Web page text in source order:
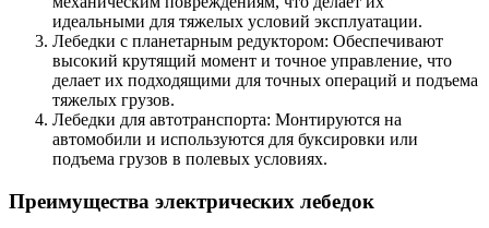
идеальными для тяжелых условий эксплуатации.
Лебедки с планетарным редуктором: Обеспечивают
высокий крутящий момент и точное управление, что
делает их подходящими для точных операций и подъема
тяжелых грузов.
Лебедки для автотранспорта: Монтируются на
автомобили и используются для буксировки или
подъема грузов в полевых условиях.
Преимущества электрических лебедок